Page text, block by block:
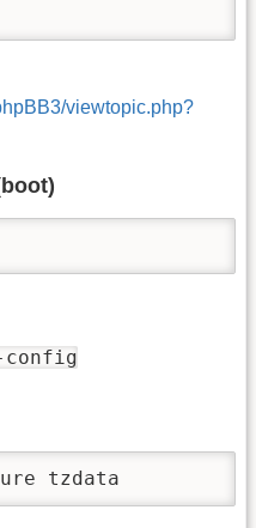
viewtopic.php?
tzdata